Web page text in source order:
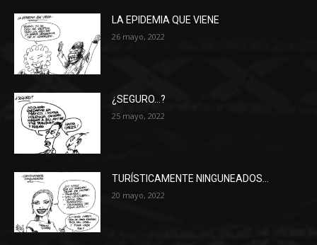
LA EPIDEMIA QUE VIENE
26 mayo, 2022
¿SEGURO…?
25 mayo, 2022
TURÍSTICAMENTE NINGUNEADOS…
20 mayo, 2022